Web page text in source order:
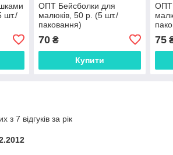
шт./
ОПТ Бейсболки для
малюків, 50 р. (5 шт./
паковання)
70₴
Купити
ОПТ
75
з 7 відгуків за рік